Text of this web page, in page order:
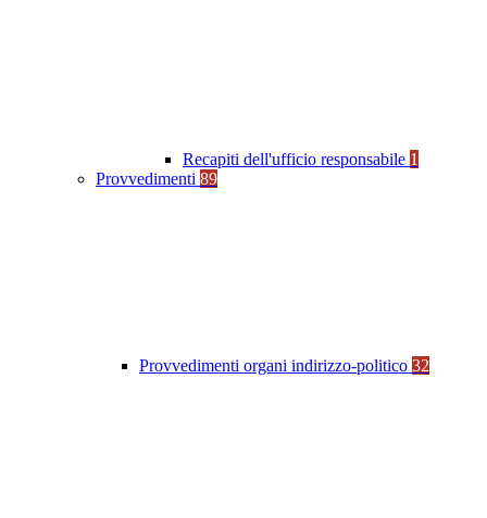
Recapiti dell'ufficio responsabile 1
Provvedimenti 89
Provvedimenti organi indirizzo-politico 32